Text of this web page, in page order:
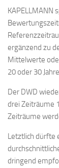
KAPELLMANN
ergänzend zu
Mittelwerte
20 oder 30
Der DWD
drei Zeiträume
Zeiträume
Letztlich dürfte
dringend